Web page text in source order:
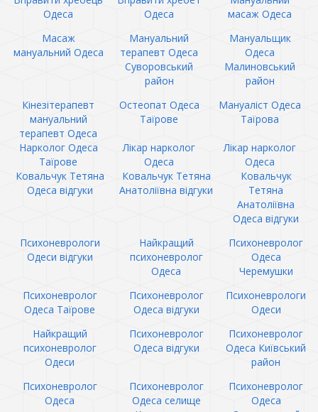
Одеса
Одеса
масаж Одеса
Масаж
мануальний Одеса
Мануальний
терапевт Одеса
Суворовський
район
Мануальщик
Одеса
Малиновський
район
Кінезітерапевт
мануальний
терапевт Одеса
Остеопат Одеса
Таїрове
Мануаліст Одеса
Таїрова
Нарколог Одеса
Таїрове
Лікар нарколог
Одеса
Лікар нарколог
Одеса
Ковальчук Тетяна
Одеса відгуки
Ковальчук Тетяна
Анатоліївна відгуки
Ковальчук
Тетяна
Анатоліївна
Одеса відгуки
Психоневрологи
Одеси відгуки
Найкращий
психоневролог
Одеса
Психоневролог
Одеса
Черемушки
Психоневролог
Одеса Таїрове
Психоневролог
Одеса відгуки
Психоневрологи
Одеси
Найкращий
психоневролог
Одеси
Психоневролог
Одеса відгуки
Психоневролог
Одеса Київський
район
Психоневролог
Одеса
Психоневролог
Одеса селище
Психоневролог
Одеса